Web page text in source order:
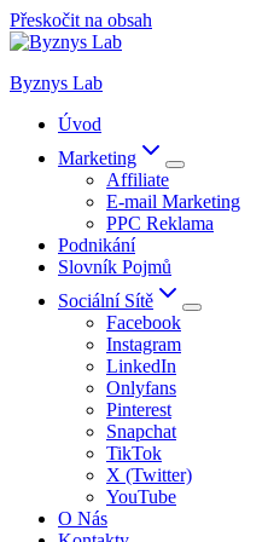
Přeskočit na obsah
Byznys Lab
Úvod
Marketing
Affiliate
E-mail Marketing
PPC Reklama
Podnikání
Slovník Pojmů
Sociální Sítě
Facebook
Instagram
LinkedIn
Onlyfans
Pinterest
Snapchat
TikTok
X (Twitter)
YouTube
O Nás